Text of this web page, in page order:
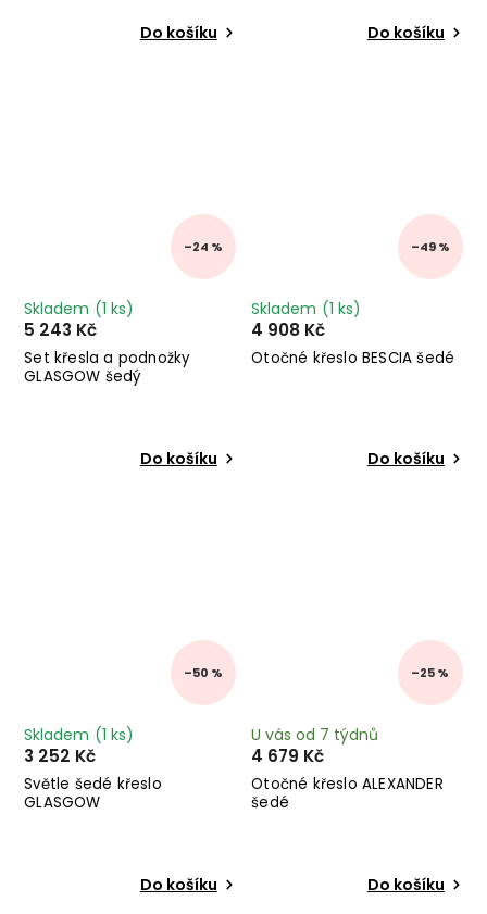
Do košíku Do košíku
–24 %
Set křesla a podnožky
GLASGOW šedý
Skladem (1 ks)
5 243 Kč
Do košíku
–49 %
Otočné křeslo BESCIA šedé
Skladem (1 ks)
4 908 Kč
Do košíku
–50 %
Světle šedé křeslo
GLASGOW
Skladem (1 ks)
3 252 Kč
Do košíku
–25 %
Otočné křeslo ALEXANDER
šedé
U vás od 7 týdnů
4 679 Kč
Do košíku